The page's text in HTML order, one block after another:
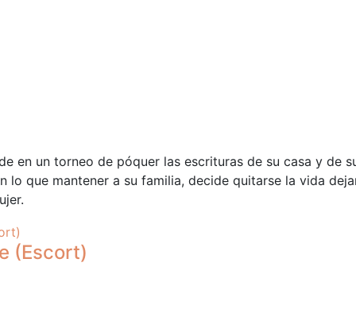
en un torneo de póquer las escrituras de su casa y de
lo que mantener a su familia, decide quitarse la vida
(Escort)